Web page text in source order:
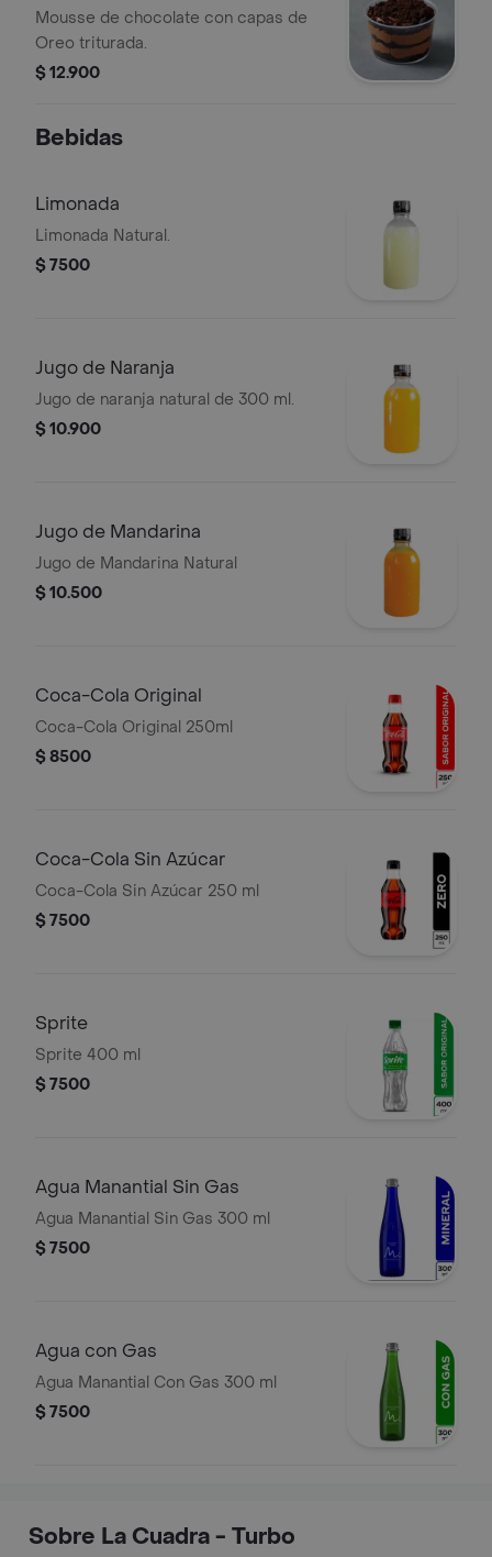
Mousse de chocolate con capas de
Oreo triturada.
$ 12.900
Bebidas
Limonada
Limonada Natural.
$ 7500
Jugo de Naranja
Jugo de naranja natural de 300 ml.
$ 10.900
Jugo de Mandarina
Jugo de Mandarina Natural
$ 10.500
Coca-Cola Original
Coca-Cola Original 250ml
$ 8500
Coca-Cola Sin Azúcar
Coca-Cola Sin Azúcar 250 ml
$ 7500
Sprite
Sprite 400 ml
$ 7500
Agua Manantial Sin Gas
Agua Manantial Sin Gas 300 ml
$ 7500
Agua con Gas
Agua Manantial Con Gas 300 ml
$ 7500
Sobre La Cuadra - Turbo